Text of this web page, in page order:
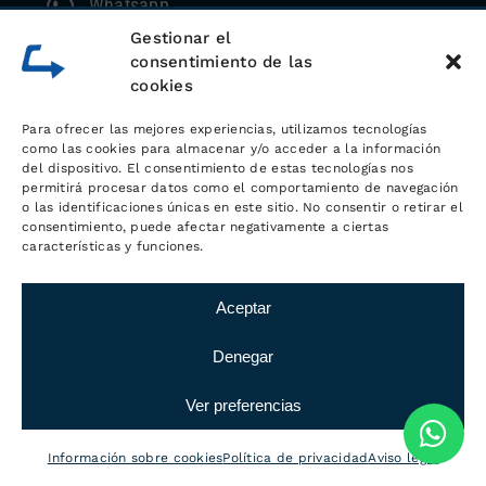
Gestionar el
consentimiento de las
cookies
Para ofrecer las mejores experiencias, utilizamos tecnologías
como las cookies para almacenar y/o acceder a la información
del dispositivo. El consentimiento de estas tecnologías nos
permitirá procesar datos como el comportamiento de navegación
o las identificaciones únicas en este sitio. No consentir o retirar el
consentimiento, puede afectar negativamente a ciertas
características y funciones.
Aceptar
Denegar
Ver preferencias
Información sobre cookiesPolítica de privacidadAviso legal
Whatsapp
Sobre
LOGÍSTICA MC
MC trabaja en el sector de la logística
y el transporte
con el objetivo de